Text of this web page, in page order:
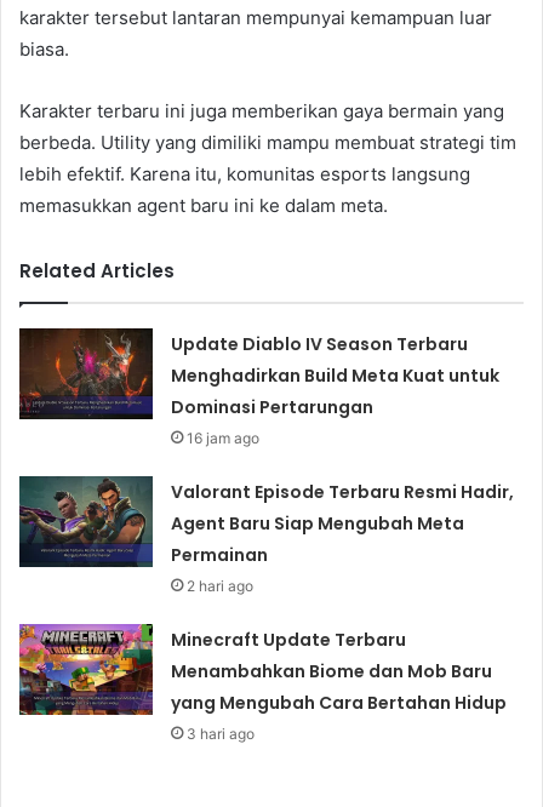
karakter tersebut lantaran mempunyai kemampuan luar
biasa.
Karakter terbaru ini juga memberikan gaya bermain yang
berbeda. Utility yang dimiliki mampu membuat strategi tim
lebih efektif. Karena itu, komunitas esports langsung
memasukkan agent baru ini ke dalam meta.
Related Articles
Update Diablo IV Season Terbaru
Menghadirkan Build Meta Kuat untuk
Dominasi Pertarungan
16 jam ago
Valorant Episode Terbaru Resmi Hadir,
Agent Baru Siap Mengubah Meta
Permainan
2 hari ago
Minecraft Update Terbaru
Menambahkan Biome dan Mob Baru
yang Mengubah Cara Bertahan Hidup
3 hari ago